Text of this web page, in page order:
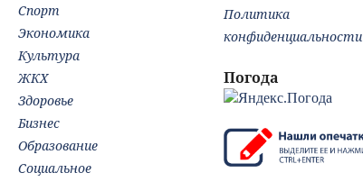
Спорт
Экономика
Культура
ЖКХ
Здоровье
Бизнес
Образование
Социальное
Политика
конфиденциальности
Погода